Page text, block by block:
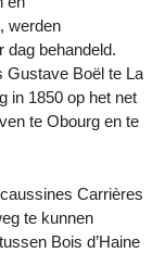
werden
dag behandeld.
Gustave Boël te La
in 1850 op het net
te Obourg en te
Carrières
te kunnen
Bois d’Haine